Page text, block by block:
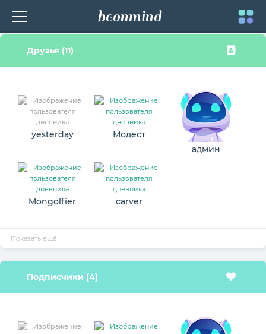
Toggle
beonmind
Друзья (11)
yesterday
Модест
админ
Mongolfier carver
Показать ещё
Подписчики (4)